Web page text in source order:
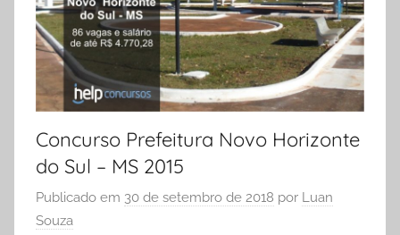
Concurso Prefeitura Novo Horizonte
do Sul – MS 2015
Publicado em 30 de setembro de 2018 por Luan
Souza